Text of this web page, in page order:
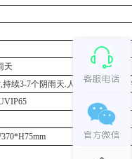
天
,持续3-7个阴雨天.人体感应+光控按需